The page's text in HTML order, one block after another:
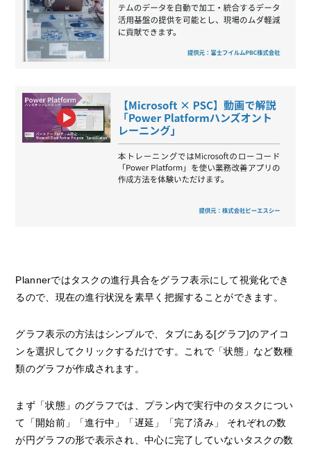
Plannerではタスクの進行具合をグラフ表示にして視覚化でき
るので、現在の進行状況を素早く把握することができます。
グラフ表示の方法はシンプルで、タブにある[グラフ]のアイコ
ンを選択してクリックするだけです。これで「状態」など数種
類のグラフが作成されます。
まず「状態」のグラフでは、プラン内で実行中のタスクについ
て「開始前」「進行中」「遅延」「完了済み」 それぞれの数
が円グラフの形で表示され、中心に完了していないタスクの数